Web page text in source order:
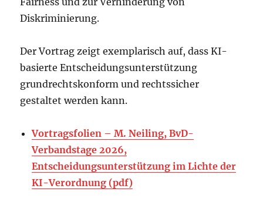
Diskriminierung.
Der Vortrag zeigt exemplarisch auf, dass KI-
basierte Entscheidungsunterstützung
grundrechtskonform und rechtssicher
gestaltet werden kann.
Vortragsfolien – M. Neiling, BvD-
Verbandstage 2026,
Entscheidungsunterstützung im Lichte der
KI-Verordnung (pdf)